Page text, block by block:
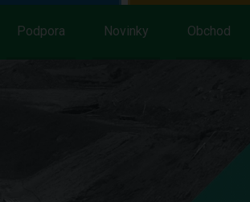
Podpora Novinky Obchod